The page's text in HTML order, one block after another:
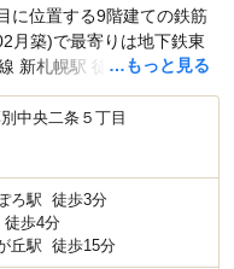
…もっと見る
に位置する9階建ての鉄筋
月築)で最寄りは地下鉄東
新札幌駅 徒歩4分です。現
(3LDK)掲載されています。
中央二条５丁目
ろ駅 徒歩3分
徒歩4分
丘駅 徒歩15分